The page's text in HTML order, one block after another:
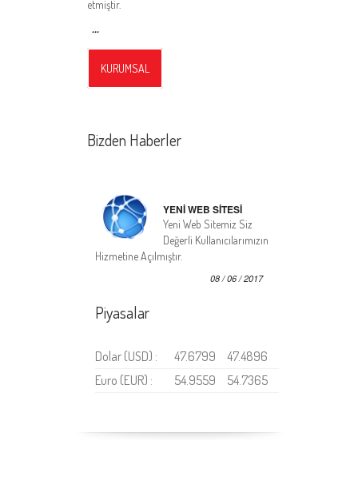
etmiştir.
...
KURUMSAL
Bizden Haberler
YENİ WEB SİTESİ
Yeni Web Sitemiz Siz
Değerli Kullanıcılarımızın
Hizmetine Açılmıştır.
08 / 06 / 2017
Piyasalar
Dolar (USD) : 47.6799
47.4896
Euro (EUR) :
54.9559 54.7365